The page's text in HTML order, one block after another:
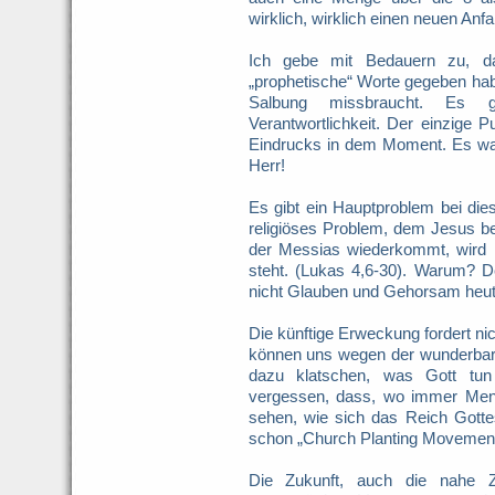
wirklich, wirklich einen neuen
Ich gebe mit Bedauern zu,
„prophetische“ Worte gegeben
Salbung missbraucht. Es
Verantwortlichkeit. Der einzige
Eindrucks in dem Moment. Es
Herr!
Es gibt ein Hauptproblem bei
religiöses Problem, dem Jesus
der Messias wiederkommt,
steht. (Lukas 4,6-30). Warum?
nicht Glauben und Gehorsam
Die künftige Erweckung fordert
können uns wegen der
dazu klatschen, was Gott
vergessen, dass, wo immer
sehen, wie sich das Reich
schon „Church Planting
Die Zukunft, auch die nahe